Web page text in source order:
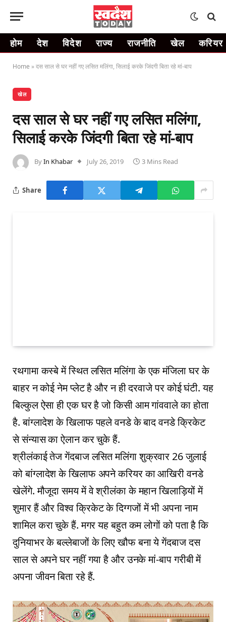
होम देश विदेश राज्य राजनीति खेल करियर
Home »दस साल से घर नहीं गए लसित मलिंगा, सिलाई करके जिंदगी बिता रहे मां-बाप
खेल
दस साल से घर नहीं गए लसित मलिंगा,
सिलाई करके जिंदगी बिता रहे मां-बाप
ByIn Khabar July 26, 2019 3 Mins Read
Share
रथगामा कस्बे में स्थित लसित मलिंगा के एक मंजिला घर के
बाहर न कोई नेम प्लेट है और न ही दरवाजे पर कोई घंटी. यह
बिल्कुल ऐसा ही एक घर है जो किसी आम गांववाले का होता
है. बांग्लादेश के खिलाफ पहले वनडे के बाद वनडे क्रिकेट
से संन्यास का ऐलान कर चुके हैं.
श्रीलंकाई तेज गेंदबाज लसित मलिंगा शुक्रवार 26 जुलाई
को बांग्लादेश के खिलाफ अपने करियर का आखिरी वनडे
खेलेंगे. मौजूदा समय में वे श्रीलंका के महान खिलाड़ियों में
शुमार हैं और विश्व क्रिकेट के दिग्गजों में भी अपना नाम
शामिल करा चुके हैं. मगर यह बहुत कम लोगों को पता है कि
दुनियाभर के बल्लेबाजों के लिए खौफ बना ये गेंदबाज दस
साल से अपने घर नहीं गया है और उनके मां-बाप गरीबी में
अपना जीवन बिता रहे हैं.